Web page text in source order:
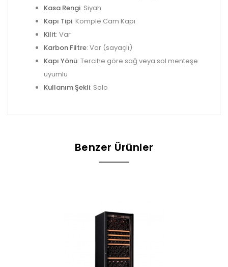
Kasa Rengi: Siyah
Kapı Tipi: Komple Cam Kapı
Kilit: Var
Karbon Filtre: Var (sayaçlı)
Kapı Yönü: Tercihe göre sağ veya sol menteşe
uyumlu
Kullanım Şekli: Solo
Benzer Ürünler